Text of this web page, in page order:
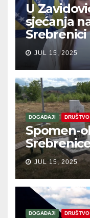
U
sjećanja
Srebrenici
JUL 15, 2025
DOGAĐAJI DRUŠTVO
Spomen-
JUL 15, 2025
DOGAĐAJI DRUŠTVO